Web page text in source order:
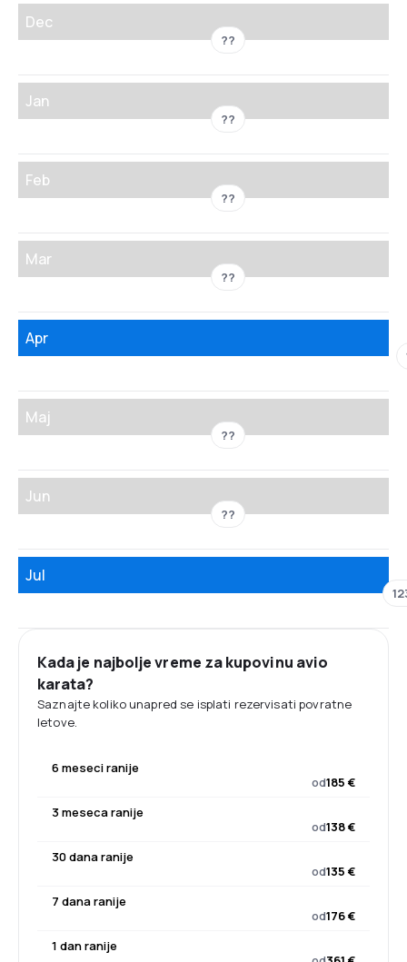
Dec
??
Jan
??
Feb
??
Mar
??
Apr
Maj
??
Jun
??
Jul
Kada je najbolje vreme za kupovinu avio
karata?
Saznajte koliko unapred se isplati rezervisati povratne
letove.
6 meseci ranije
od185 €
3 meseca ranije
od138 €
30 dana ranije
od135 €
7 dana ranije
od176 €
1 dan ranije